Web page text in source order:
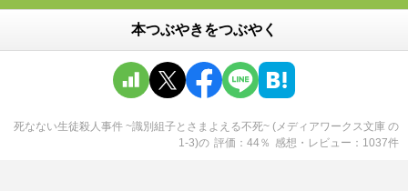
本つぶやきをつぶやく
死なない生徒殺人事件 ~識別組子とさまよえる不死~ (メディアワークス文庫 の
1-3)の 評価 44％ 感想・レビュー 1037件